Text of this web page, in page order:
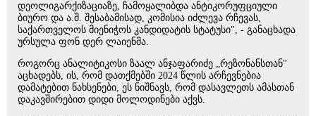
დეოლიგარქიზაციაზე, ჩამოყალიბდა ანტიკორუფციული
ბიურო და ა.შ. შესაბამისად, კომისია იძლევა რჩევას,
საქართველოს მიენიჭოს კანდიდატის სტატუსი", - განაცხადა
ურსულა ფონ დერ ლაიენმა.
როგორც ანალიტიკოსი ზაალ ანჯაფარიძე „რეზონანსთან"
აცხადებს, ის, რომ დათქმებში 2024 წლის არჩევნებია
დამატებით ნახსენები, ეს ნიშნავს, რომ დასავლეთს ამასთან
დაკავშირებით დიდი მოლოდინები აქვს.